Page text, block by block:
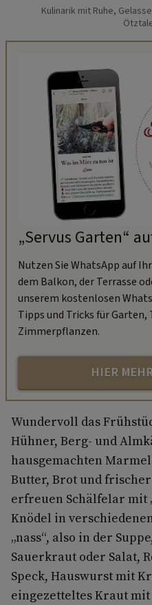
Kulinarik mit Ruhe,
„Servus Garten“
Nutzen Sie WhatsApp auf
dem Balkon, der Terrasse
unserem kostenlosen
Tipps und Tricks für Garten,
Zimmerpflanzen.
HIER
Wundervoll das
Hühner, Berg- und
hausgemachten
Butter, Brot und
erfreuen Schälfelar mit
Knödel in
„nass“, also in der
Sauerkraut oder Salat,
Speck, Hauswurst mit
eingezetteltes Kraut